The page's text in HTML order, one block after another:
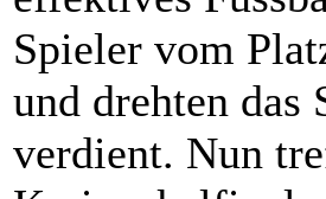
Spieler vom
und drehten
verdient. Nun